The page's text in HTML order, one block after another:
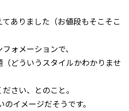
ありました（お値段もそこそこ
ォメーションで、
どういうスタイルかわかりませ
さい、とのこと。
イメージだそうです。